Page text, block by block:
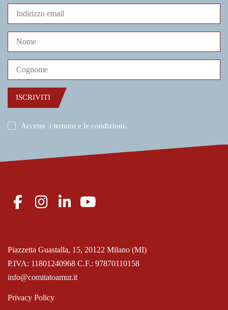
ISCRIVITI
Accetto i termini e le condizioni.
P.IVA: 11801240968 C.F.: 97870110158
Piazzetta Guastalla, 15, 20122 Milano (MI)
info@comitatoamur.it
Privacy Policy